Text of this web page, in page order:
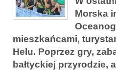
Morska
mieszkańcami,
Helu. Poprzez gry,
bałtyckiej przyrodzie,